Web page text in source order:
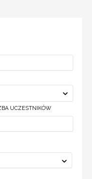
UCZESTNIKÓW